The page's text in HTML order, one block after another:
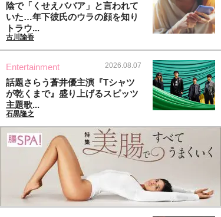
陰で「くせえババア」と言われて
いた…年下彼氏のウラの顔を知り
トラウ...
古川諭香
Entertainment 2026.08.07
話題さらう蒼井優主演『Tシャツ
が乾くまで』盛り上げるスピッツ
主題歌...
石黒隆之